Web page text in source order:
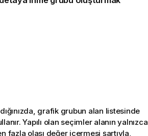
grafik grubun alan listesinde
Yapılı olan seçimler alanın yalnızca
fazla olası değer içermesi şartıyla,